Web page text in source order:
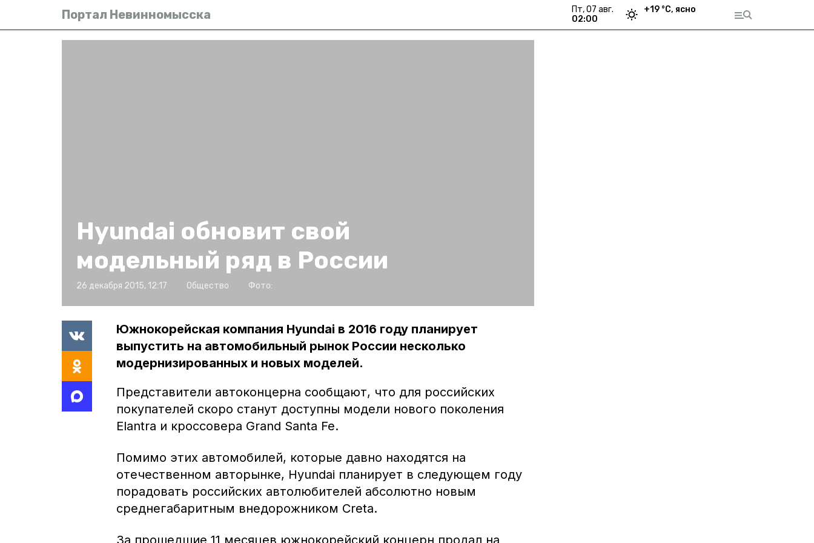
Портал Невинномысска
пт, 07 авг.
02:00
+19 °С, ясно
Hyundai обновит свой
модельный ряд в России
26 декабря 2015, 12:17 Общество Фото:
Южнокорейская компания Hyundai в 2016 году планирует
выпустить на автомобильный рынок России несколько
модернизированных и новых моделей.
Представители автоконцерна сообщают, что для российских
покупателей скоро станут доступны модели нового поколения
Elantra и кроссовера Grand Santa Fe.
Помимо этих автомобилей, которые давно находятся на
отечественном авторынке, Hyundai планирует в следующем году
порадовать российских автолюбителей абсолютно новым
среднегабаритным внедорожником Creta.
За прошедшие 11 месяцев южнокорейский концерн продал на